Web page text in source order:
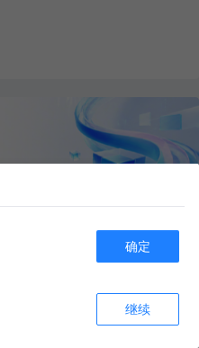
确定
继续